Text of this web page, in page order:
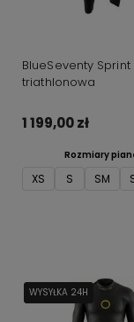
BlueSeventy
triathlonowa
1 199,00 zł
Rozmiary
XS S SM
WYSYŁKA 24H
WYSYŁKA 24H